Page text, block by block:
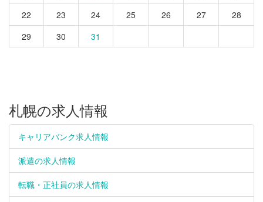
22
23 24 25 26 27
28
29
30 31
札幌の求人情報
キャリアバンク求人情報
派遣の求人情報
転職・正社員の求人情報